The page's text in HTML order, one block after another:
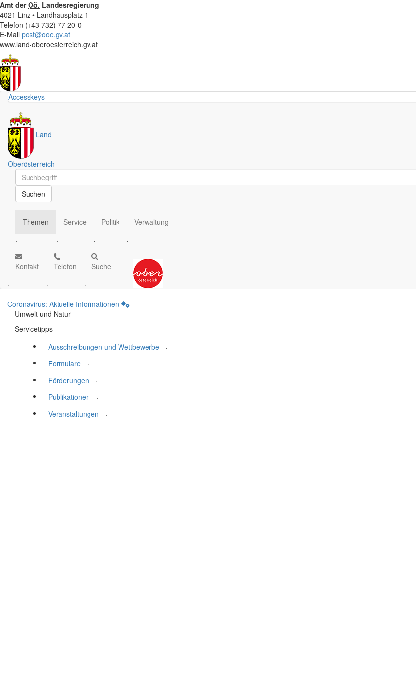
Amt derOö. Landesregierung
4021 Linz • Landhausplatz 1
Telefon (+43 732) 77 20-0
E-Mail post@ooe.gv.at
www.land-oberoesterreich.gv.at
Accesskeys
Land
Oberösterreich
Schnellsuche
Schnellsuche
Suchen
Themen
.
Service
.
Politik
.
Verwaltung
.
Kontakt
.
Telefon
.
Suche
.
Coronavirus: Aktuelle Informationen
Umwelt und Natur
Servicetipps
Ausschreibungen und Wettbewerbe
.
Formulare
.
Förderungen
.
Publikationen
.
Veranstaltungen
.